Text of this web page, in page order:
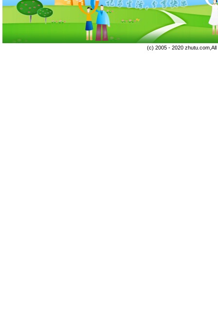
(c) 2005 - 2020